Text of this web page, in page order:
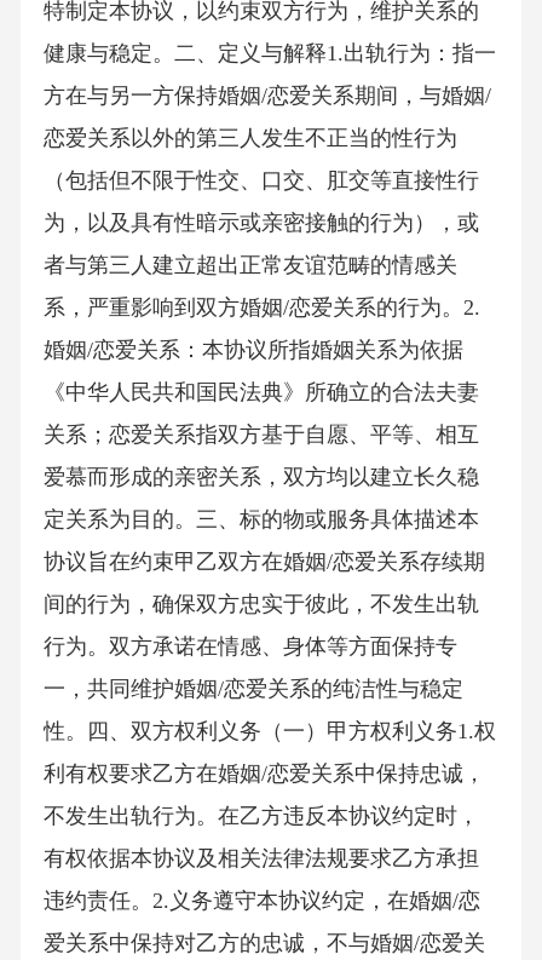
特制定本协议，以约束双方行为，维护关系的
健康与稳定。二、定义与解释1.出轨行为：指一
方在与另一方保持婚姻/恋爱关系期间，与婚姻/
恋爱关系以外的第三人发生不正当的性行为
（包括但不限于性交、口交、肛交等直接性行
为，以及具有性暗示或亲密接触的行为），或
者与第三人建立超出正常友谊范畴的情感关
系，严重影响到双方婚姻/恋爱关系的行为。2.
婚姻/恋爱关系：本协议所指婚姻关系为依据
《中华人民共和国民法典》所确立的合法夫妻
关系；恋爱关系指双方基于自愿、平等、相互
爱慕而形成的亲密关系，双方均以建立长久稳
定关系为目的。三、标的物或服务具体描述本
协议旨在约束甲乙双方在婚姻/恋爱关系存续期
间的行为，确保双方忠实于彼此，不发生出轨
行为。双方承诺在情感、身体等方面保持专
一，共同维护婚姻/恋爱关系的纯洁性与稳定
性。四、双方权利义务（一）甲方权利义务1.权
利有权要求乙方在婚姻/恋爱关系中保持忠诚，
不发生出轨行为。在乙方违反本协议约定时，
有权依据本协议及相关法律法规要求乙方承担
违约责任。2.义务遵守本协议约定，在婚姻/恋
爱关系中保持对乙方的忠诚，不与婚姻/恋爱关